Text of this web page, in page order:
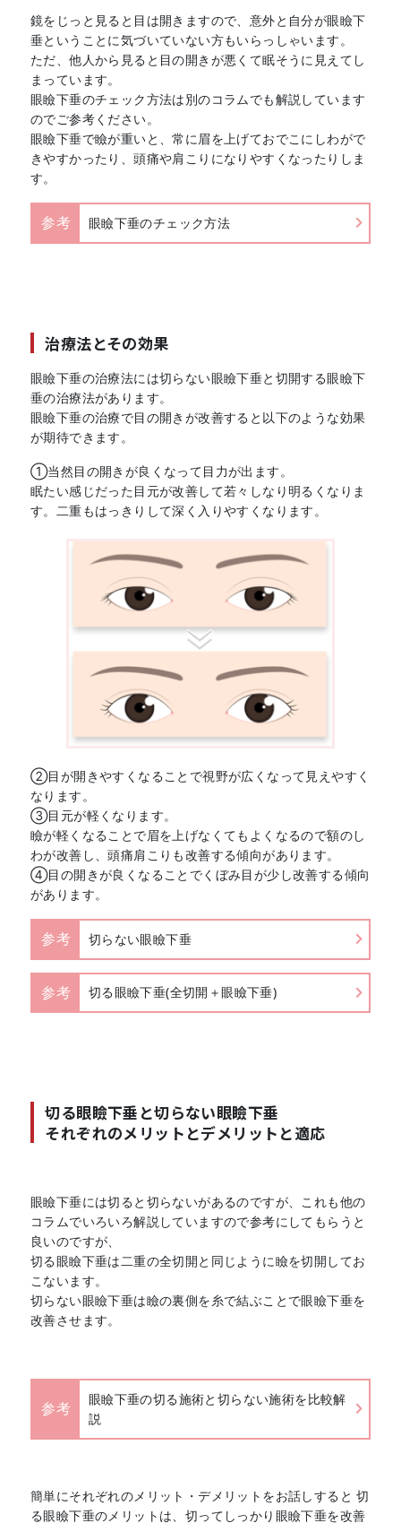
鏡をじっと見ると目は開きますので、意外と自分が眼瞼下
垂ということに気づいていない方もいらっしゃいます。
ただ、他人から見ると目の開きが悪くて眠そうに見えてし
まっています。
眼瞼下垂のチェック方法は別のコラムでも解説しています
のでご参考ください。
眼瞼下垂で瞼が重いと、常に眉を上げておでこにしわがで
きやすかったり、頭痛や肩こりになりやすくなったりしま
す。
参考 眼瞼下垂のチェック方法
治療法とその効果
眼瞼下垂の治療法には切らない眼瞼下垂と切開する眼瞼下
垂の治療法があります。
眼瞼下垂の治療で目の開きが改善すると以下のような効果
が期待できます。
①当然目の開きが良くなって目力が出ます。
眠たい感じだった目元が改善して若々しなり明るくなりま
す。二重もはっきりして深く入りやすくなります。
②目が開きやすくなることで視野が広くなって見えやすく
なります。
③目元が軽くなります。
瞼が軽くなることで眉を上げなくてもよくなるので額のし
わが改善し、頭痛肩こりも改善する傾向があります。
④目の開きが良くなることでくぼみ目が少し改善する傾向
があります。
参考 切らない眼瞼下垂
参考 切る眼瞼下垂(全切開＋眼瞼下垂)
切る眼瞼下垂と切らない眼瞼下垂
それぞれのメリットとデメリットと適応
眼瞼下垂には切ると切らないがあるのですが、これも他の
コラムでいろいろ解説していますので参考にしてもらうと
良いのですが、
切る眼瞼下垂は二重の全切開と同じように瞼を切開してお
こないます。
切らない眼瞼下垂は瞼の裏側を糸で結ぶことで眼瞼下垂を
改善させます。
参考
眼瞼下垂の切る施術と切らない施術を比較解
説
簡単にそれぞれのメリット・デメリットをお話しすると 切
る眼瞼下垂のメリットは、切ってしっかり眼瞼下垂を改善